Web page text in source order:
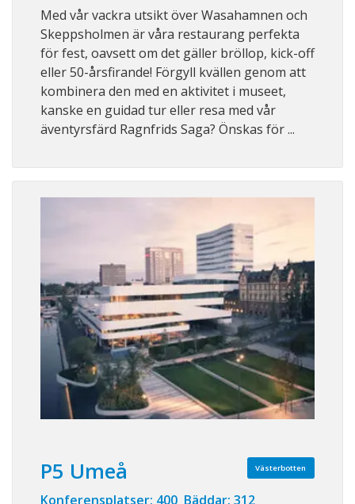
Med vår vackra utsikt över Wasahamnen och
Skeppsholmen är våra restaurang perfekta
för fest, oavsett om det gäller bröllop, kick-off
eller 50-årsfirande! Förgyll kvällen genom att
kombinera den med en aktivitet i museet,
kanske en guidad tur eller resa med vår
äventyrsfärd Ragnfrids Saga? Önskas för ...
Västerbotten
P5 Umeå
Konferensplatser: 400 Bäddar: 312